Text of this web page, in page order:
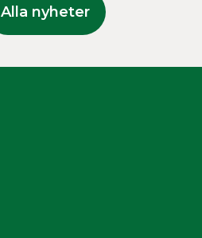
Alla nyheter